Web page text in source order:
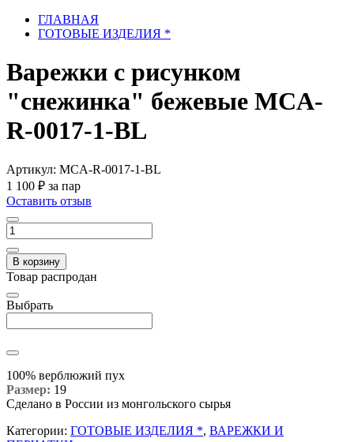
ГЛАВНАЯ
ГОТОВЫЕ ИЗДЕЛИЯ *
Варежки с рисунком
"снежинка" бежевые MCA-
R-0017-1-BL
Артикул: MCA-R-0017-1-BL
1 100 ₽ за пар
Оставить отзыв
В корзину
Товар распродан
Выбрать
100% верблюжий пух
Размер: 19
Сделано в России из монгольского сырья
Категории: ГОТОВЫЕ ИЗДЕЛИЯ *, ВАРЕЖКИ И